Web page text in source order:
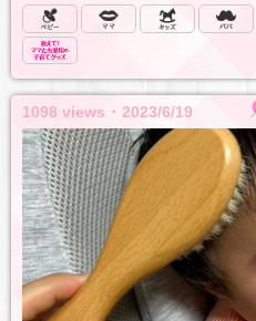
1098 views ･ 2023/6/19